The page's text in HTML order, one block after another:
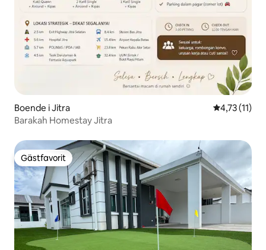
Boende i Jitra 4,73 av 5 i
4,73 (11)
Barakah Homestay Jitra
Gästfavorit
Gästfavorit